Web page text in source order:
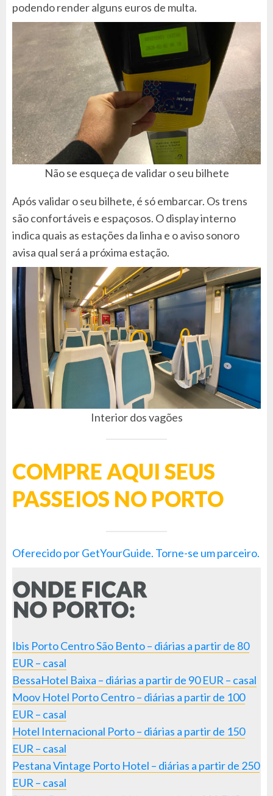
podendo render alguns euros de multa.
Não se esqueça de validar o seu bilhete
Após validar o seu bilhete, é só embarcar. Os trens
são confortáveis e espaçosos. O display interno
indica quais as estações da linha e o aviso sonoro
avisa qual será a próxima estação.
Interior dos vagões
COMPRE AQUI SEUS
PASSEIOS NO PORTO
Oferecido por GetYourGuide. Torne-se um parceiro.
Ibis Porto Centro São Bento – diárias a partir de 80
EUR – casal
BessaHotel Baixa – diárias a partir de 90 EUR – casal
Moov Hotel Porto Centro – diárias a partir de 100
EUR – casal
Hotel Internacional Porto – diárias a partir de 150
EUR – casal
Pestana Vintage Porto Hotel – diárias a partir de 250
EUR – casal